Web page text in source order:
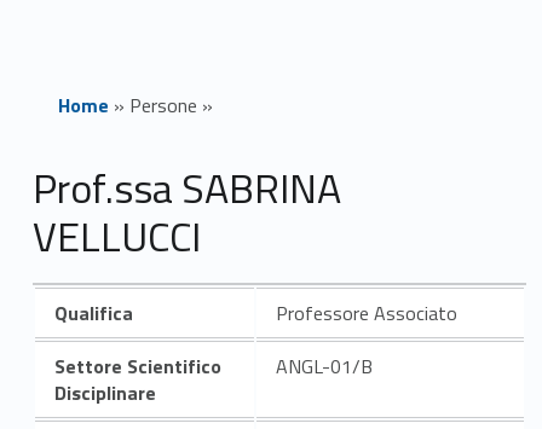
Home » Persone »
Prof.ssa SABRINA
VELLUCCI
Qualifica
Professore Associato
Settore Scientifico
Disciplinare
ANGL-01/B